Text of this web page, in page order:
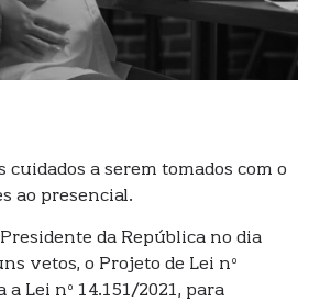
cuidados a serem tomados com o
ao presencial.
da República no dia
vetos, o Projeto de Lei nº
a Lei nº 14.151/2021, para